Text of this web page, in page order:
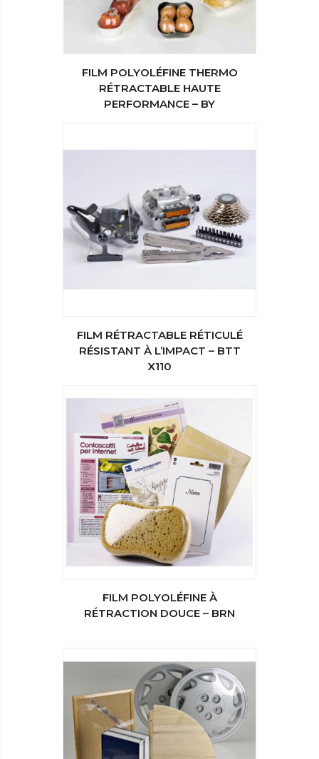
FILM POLYOLÉFINE THERMO
RÉTRACTABLE HAUTE
PERFORMANCE – BY
FILM RÉTRACTABLE RÉTICULÉ
RÉSISTANT À L’IMPACT – BTT
X110
FILM POLYOLÉFINE À
RÉTRACTION DOUCE – BRN